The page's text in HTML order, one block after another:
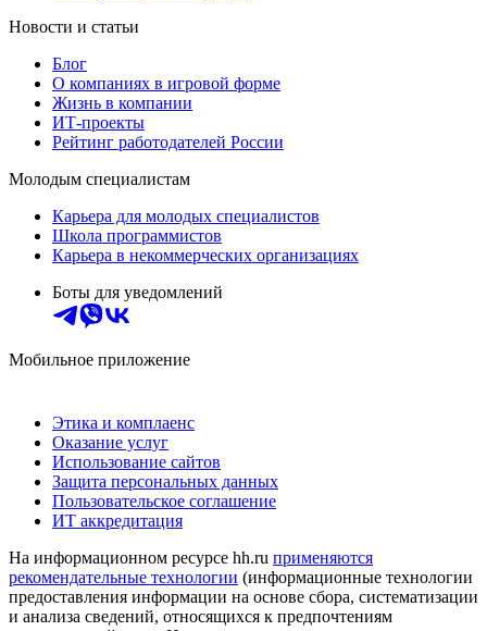
Новости и статьи
Блог
О компаниях в игровой форме
Жизнь в компании
ИТ-проекты
Рейтинг работодателей России
Молодым специалистам
Карьера для молодых специалистов
Школа программистов
Карьера в некоммерческих организациях
Боты для уведомлений
Мобильное приложение
Этика и комплаенс
Оказание услуг
Использование сайтов
Защита персональных данных
Пользовательское соглашение
ИТ аккредитация
На информационном ресурсе hh.ru применяются
рекомендательные технологии (информационные технологии
предоставления информации на основе сбора, систематизации
и анализа сведений, относящихся к предпочтениям